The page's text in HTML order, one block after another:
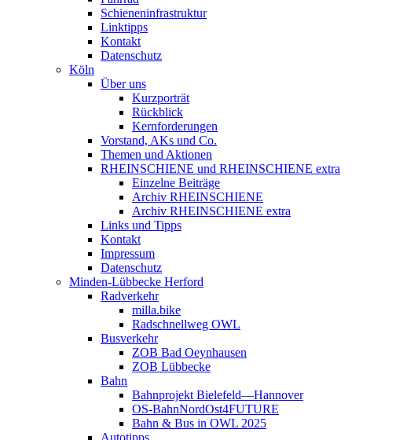
Schieneninfrastruktur
Linktipps
Kontakt
Datenschutz
Köln
Über uns
Kurzporträt
Rückblick
Kernforderungen
Vorstand, AKs und Co.
Themen und Aktionen
RHEINSCHIENE und RHEINSCHIENE extra
Einzelne Beiträge
Archiv RHEINSCHIENE
Archiv RHEINSCHIENE extra
Links und Tipps
Kontakt
Impressum
Datenschutz
Minden-Lübbecke Herford
Radverkehr
milla.bike
Radschnellweg OWL
Busverkehr
ZOB Bad Oeynhausen
ZOB Lübbecke
Bahn
Bahnprojekt Bielefeld—Hannover
OS-BahnNordOst4FUTURE
Bahn & Bus in OWL 2025
Autotipps